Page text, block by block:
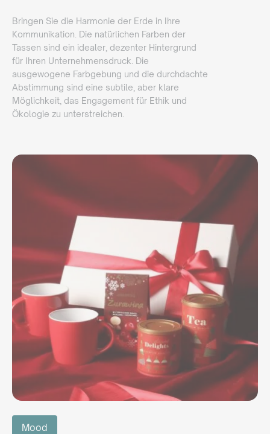
Bringen Sie die Harmonie der Erde in Ihre
Kommunikation. Die natürlichen Farben der
Tassen sind ein idealer, dezenter Hintergrund
für Ihren Unternehmensdruck. Die
ausgewogene Farbgebung und die durchdachte
Abstimmung sind eine subtile, aber klare
Möglichkeit, das Engagement für Ethik und
Ökologie zu unterstreichen.
Mood